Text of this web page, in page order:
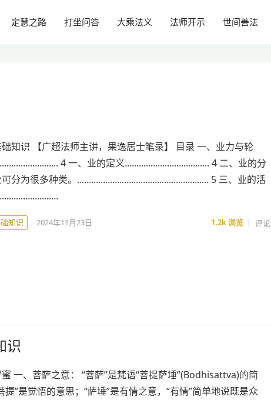
定慧之路 打坐问答 大乘法义 法师开示 世间善法
知识 【广超法师主讲，果逸居士笔录】 目录 一、业力与轮
4 一、业的定义.................................... 4 二、业的分
分为很多种类。........................................................ 5 三、业的活
知识 2024年11月23日 1.2k浏览 评论
识
一、菩萨之意： “菩萨”是梵语“菩提萨埵”(Bodhisattva)的简
提”是觉悟的意思；“萨埵”是有情之意，“有情”简单地说既是众